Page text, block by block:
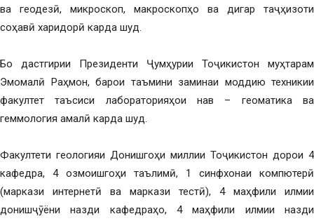
ва геодезӣ, микроскоп, макроскопҳо ва дигар таҷҳизоти
соҳавӣ харидорӣ карда шуд.
Бо дастгирии Президенти Ҷумҳурии Тоҷикистон муҳтарам
Эмомалӣ Раҳмон, барои таъмини заминаи моддию техникии
факултет таъсиси лабораторияҳои нав – геоматика ва
геммология амалӣ карда шуд.
Факултети геологияи Донишгоҳи миллии Тоҷикистон дорои 4
кафедра, 4 озмоишгоҳи таълимӣ, 1 синфхонаи компютерӣ
(маркази интернетӣ ва маркази тестӣ), 4 маҳфили илмии
донишҷӯёни назди кафедраҳо, 4 маҳфили илмии назди